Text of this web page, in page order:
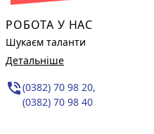
РОБОТА У НАС
Шукаєм таланти
Детальніше
phone_in_talk(0382) 70 98 20,
(0382) 70 98 40